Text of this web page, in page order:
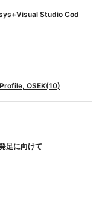
Studio Cod
OSEK(10)
足に向けて